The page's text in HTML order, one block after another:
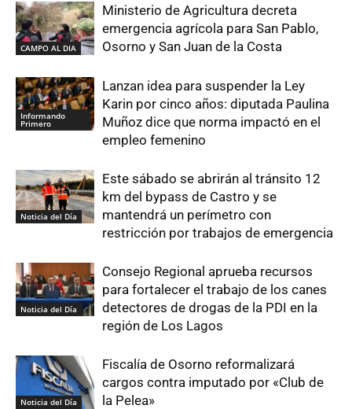
CAMPO AL DIA
Ministerio de Agricultura decreta
emergencia agrícola para San Pablo,
Osorno y San Juan de la Costa
Informando
Primero
Lanzan idea para suspender la Ley
Karin por cinco años: diputada Paulina
Muñoz dice que norma impactó en el
empleo femenino
Noticia del Día
Este sábado se abrirán al tránsito 12
km del bypass de Castro y se
mantendrá un perímetro con
restricción por trabajos de emergencia
Noticia del Día
Consejo Regional aprueba recursos
para fortalecer el trabajo de los canes
detectores de drogas de la PDI en la
región de Los Lagos
Noticia del Día
Fiscalía de Osorno reformalizará
cargos contra imputado por «Club de
la Pelea»